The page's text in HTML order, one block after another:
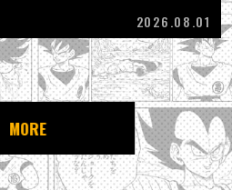
2026.08.01
MORE